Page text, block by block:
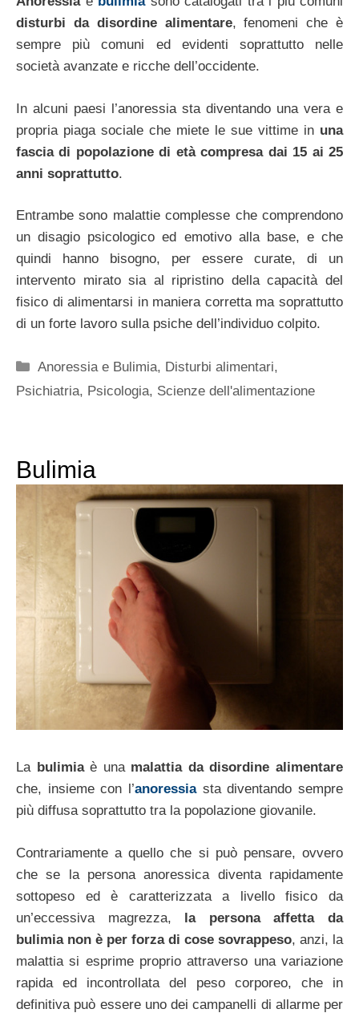
disturbi da disordine alimentare, fenomeni che è
sempre più comuni ed evidenti soprattutto nelle
società avanzate e ricche dell’occidente.
In alcuni paesi l’anoressia sta diventando una vera e
propria piaga sociale che miete le sue vittime in una
fascia di popolazione di età compresa dai 15 ai 25
anni soprattutto.
Entrambe sono malattie complesse che comprendono
un disagio psicologico ed emotivo alla base, e che
quindi hanno bisogno, per essere curate, di un
intervento mirato sia al ripristino della capacità del
fisico di alimentarsi in maniera corretta ma soprattutto
di un forte lavoro sulla psiche dell’individuo colpito.
Categorie
Anoressia e Bulimia, Disturbi alimentari,
Psichiatria, Psicologia, Scienze dell'alimentazione
Bulimia
La bulimiaè una malattia da disordine alimentare
che, insieme con l’anoressiasta diventando sempre
più diffusa soprattutto tra la popolazione giovanile.
Contrariamente a quello che si può pensare, ovvero
che se la persona anoressica diventa rapidamente
sottopeso ed è caratterizzata a livello fisico da
un’eccessiva magrezza, la persona affetta da
bulimia non è per forza di cose sovrappeso, anzi, la
malattia si esprime proprio attraverso una variazione
rapida ed incontrollata del peso corporeo, che in
definitiva può essere uno dei campanelli di allarme per